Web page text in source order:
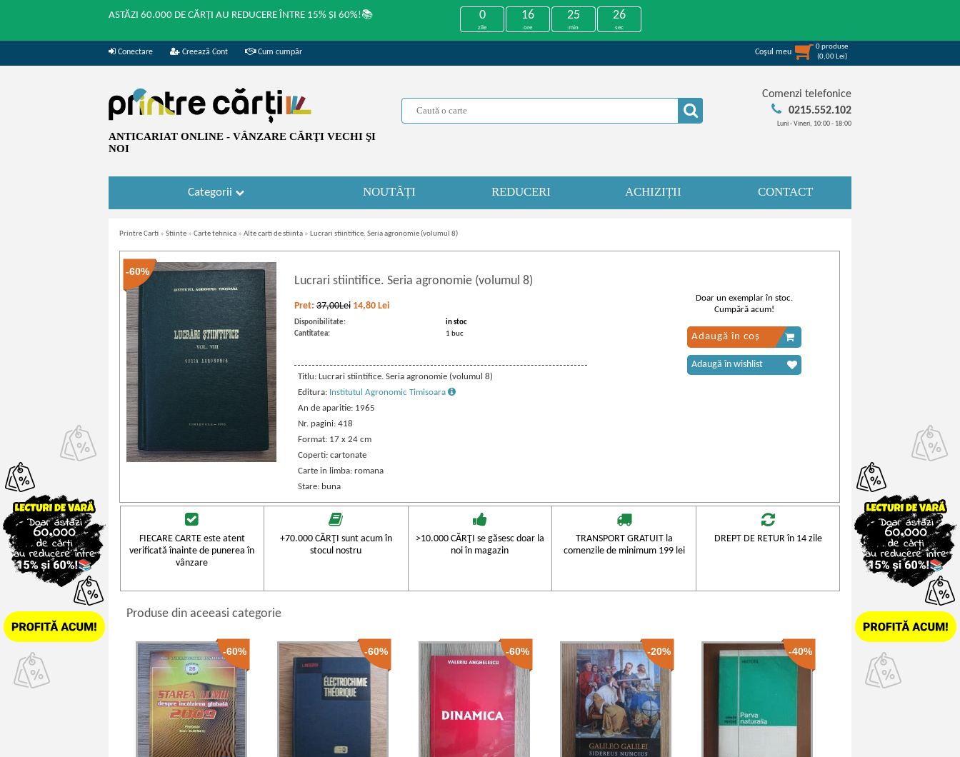
ASTĂZI 60.000 DE CĂRȚI AU REDUCERE ÎNTRE 15% ȘI 60%!📚 0
zile
16
ore
25
min
26
sec
Conectare Creează Cont Cum cumpăr Coşul meu
0produse
(0,00 Lei)
ANTICARIAT ONLINE - VÂNZARE CĂRŢI VECHI ŞI
NOI
Comenzi telefonice
0215.552.102
Luni - Vineri, 10:00 - 18:00
Categorii NOUTĂȚI REDUCERI ACHIZIȚII CONTACT
Printre Carti » Stiinte » Carte tehnica » Alte carti de stiinta » Lucrari stiintifice. Seria agronomie (volumul 8)
-60%
Lucrari stiintifice. Seria agronomie (volumul 8)
Pret:37,00Lei 14,80 Lei
Disponibilitate:
in stoc
Cantitatea:
1 buc
Titlu: Lucrari stiintifice. Seria agronomie (volumul 8)
Editura: Institutul Agronomic Timisoara
An de aparitie: 1965
Nr. pagini: 418
Format: 17 x 24 cm
Coperti: cartonate
Carte in limba: romana
Stare: buna
Doar un exemplar în stoc.
Cumpără acum!
Adaugă în coș
Adaugă în wishlist
FIECARE CARTE este atent
verificată înainte de punerea în
vânzare
+70.000 CĂRŢI sunt acum în
stocul nostru
>10.000 CĂRŢI se găsesc doar la
noi în magazin
TRANSPORT GRATUIT la
comenzile de minimum 199 lei
DREPT DE RETUR în 14 zile
Produse din aceeasi categorie
-60% -60% -60% -20% -40%